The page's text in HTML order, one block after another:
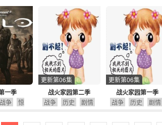
一季
战争
惊
战火家园第二季
更新第06集
战争 历史 剧情
战火家园第一季
更新第06集
战争 历史 剧情